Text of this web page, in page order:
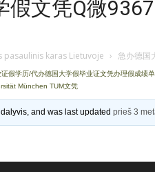
假文凭Q微
pasaulinis karas Lietuvoje › 急办德国
假学历/代办德国大学假毕业证文凭办理假成绩
München TUM文凭
and was last updatedprieš 3